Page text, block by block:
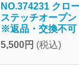
NO.374231 クロ
ステッチオープ
※返品・交換不可
5,500円 (税込)